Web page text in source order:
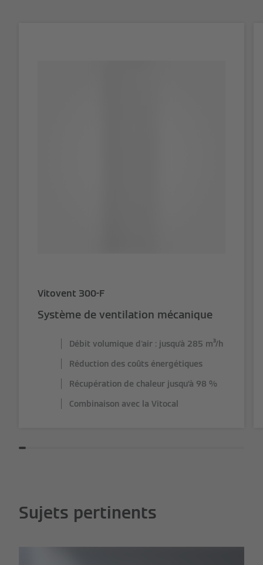
Vitovent 300-F
Système de ventilation mécanique
Débit volumique d'air : jusqu'à 285 m³/h
Réduction des coûts énergétiques
Récupération de chaleur jusqu’à 98 %
Combinaison avec la Vitocal
Sujets pertinents